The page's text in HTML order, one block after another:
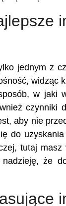
jednym z
widząc
w jaki
czynniki
aby nie
do
tutaj
że